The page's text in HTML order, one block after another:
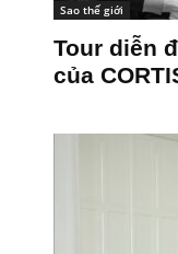
Sao thế giới
Tour diễn
của